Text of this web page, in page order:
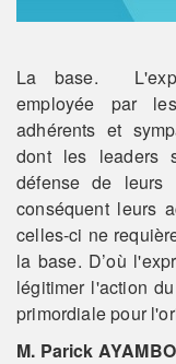
La base.
employée par
adhérents et
dont les leaders
défense de leurs
conséquent leurs
celles-ci ne
la base. D’où
légitimer l'action
primordiale pour
M. Parick